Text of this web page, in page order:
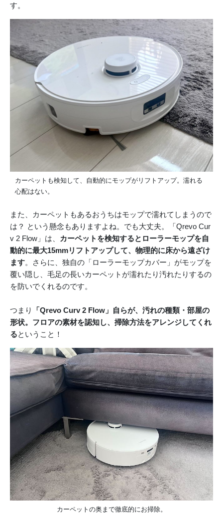
す。
カーペットも検知して、自動的にモップがリフトアップ。濡れる
心配はない。
また、カーペットもあるおうちはモップで濡れてしまうので
は？ という懸念もありますよね。でも大丈夫。「Qrevo Cur
v 2 Flow」は、
カーペットを検知するとローラーモップを自
動的に最大15mmリフトアップして、物理的に床から遠ざけ
ます。さらに、独自の「ローラーモップカバー」がモップを
覆い隠し、毛足の長いカーペットが濡れたり汚れたりするの
を防いでくれるのです。
つまり
「Qrevo Curv 2 Flow」自らが、汚れの種類・部屋の
形状。フロアの素材を認知し、掃除方法をアレンジしてくれ
るということ！
カーペットの奥まで徹底的にお掃除。